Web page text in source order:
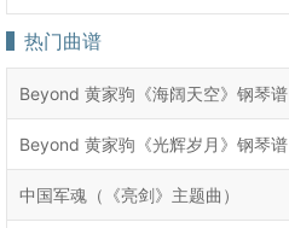
热门曲谱
Beyond 黄家驹《海阔天空》钢琴谱
Beyond 黄家驹《光辉岁月》钢琴谱
中国军魂（《亮剑》主题曲）